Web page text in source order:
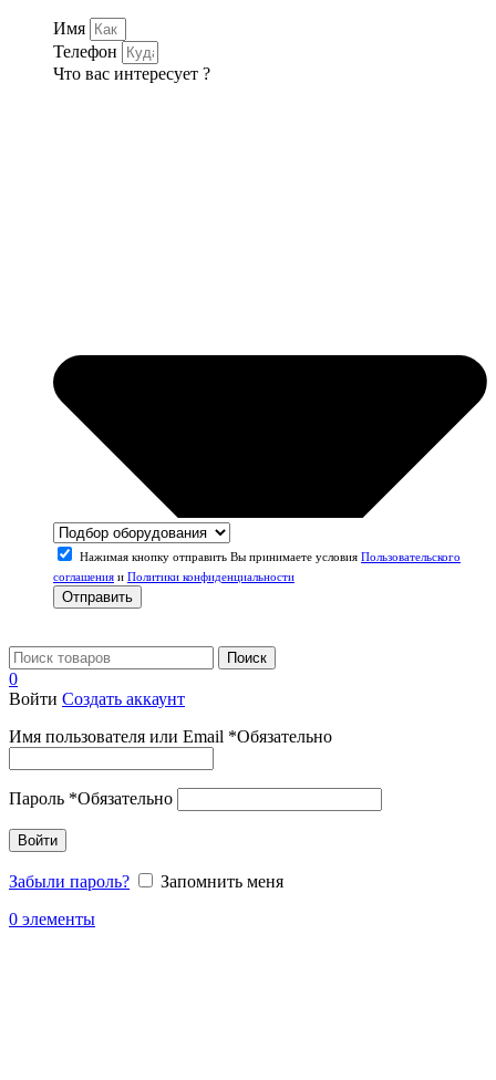
Имя
Телефон
Что вас интересует ?
Нажимая кнопку отправить Вы принимаете условия Пользовательского
соглашения и Политики конфиденциальности
Отправить
Поиск
0
Войти Создать аккаунт
Имя пользователя или Email *Обязательно
Пароль *Обязательно
Войти
Забыли пароль?
Запомнить меня
0 элементы